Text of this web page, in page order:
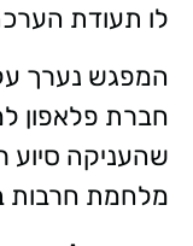
לו תעודת
המפגש נערך
חברת פלאפון
שהעניקה סיוע
מלחמת חרבות